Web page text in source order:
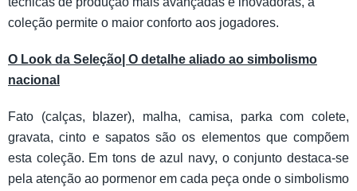
coleção permite o maior conforto aos jogadores.
O Look da Seleção| O detalhe aliado ao simbolismo
nacional
Fato (calças, blazer), malha, camisa, parka com colete,
gravata, cinto e sapatos são os elementos que compõem
esta coleção. Em tons de azul navy, o conjunto destaca-se
pela atenção ao pormenor em cada peça onde o simbolismo